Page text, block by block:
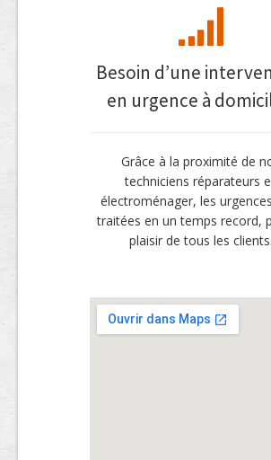
Besoin d’une
en urgence à
Grâce à la proximité de
techniciens réparateurs
électroménager, les
traitées en un temps record,
plaisir de tous les clients.